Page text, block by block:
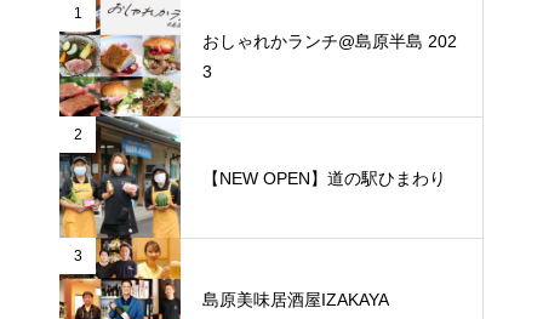
MILK／そうめんcafe KOY
ORI）
1
おしゃれかランチ@島原半島 202
3
2
【NEW OPEN】道の駅ひまわり
3
島原美味居酒屋IZAKAYA